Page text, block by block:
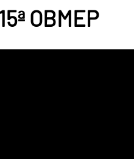
OBMEP